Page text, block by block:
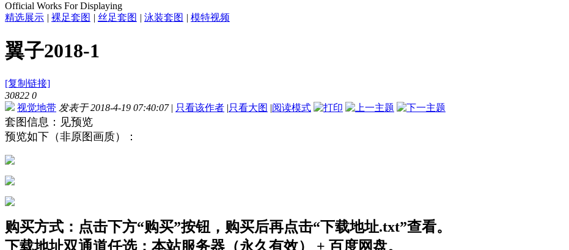
Official Works For Displaying
精选展示 | 裸足套图 | 丝足套图 | 泳装套图 | 模特视频
翼子2018-1
[复制链接]
30822 0
视觉地带 发表于 2018-4-19 07:40:07 | 只看该作者 |只看大图 |阅读模式
套图信息：见预览
预览如下（非原图画质）：
购买方式：点击下方“购买”按钮，购买后再点击“下载地址.txt”查看。
下载地址双通道任选：本站服务器（永久有效） + 百度网盘。